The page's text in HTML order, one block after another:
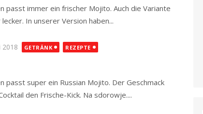
passt immer ein frischer Mojito. Auch die Variante
In unserer Version haben...
2018 GETRÄNK REZEPTE
passt super ein Russian Mojito. Der Geschmack
den Frische-Kick. Na sdorowje....